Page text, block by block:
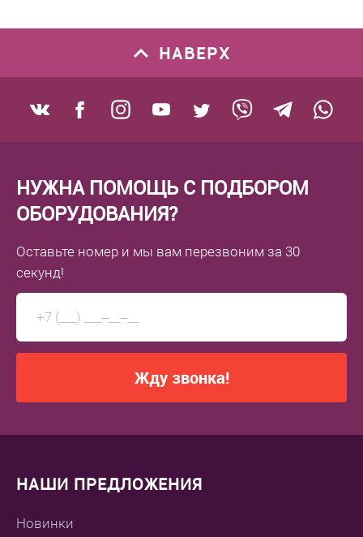
НАВЕРХ
НУЖНА ПОМОЩЬ С ПОДБОРОМ
ОБОРУДОВАНИЯ?
Оставьте номер и мы вам перезвоним за 30
секунд!
Жду звонка!
НАШИ ПРЕДЛОЖЕНИЯ
Новинки